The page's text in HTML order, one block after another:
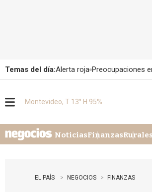
Temas del día:Alerta roja Preocupaciones
u
Montevideo, T 13° H 95%
NoticiasFinanzasRurales
EL PAÍS NEGOCIOS FINANZAS